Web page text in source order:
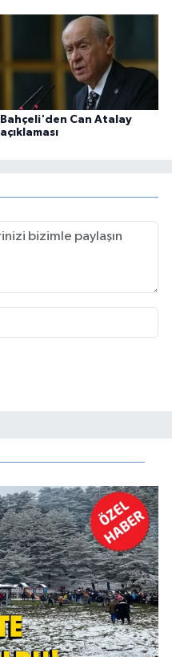
Bahçeli'den Can Atalay
açıklaması